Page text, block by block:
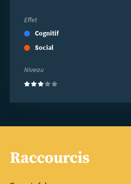
Effet
Cognitif
Social
Niveau
(3)
Raccourcis